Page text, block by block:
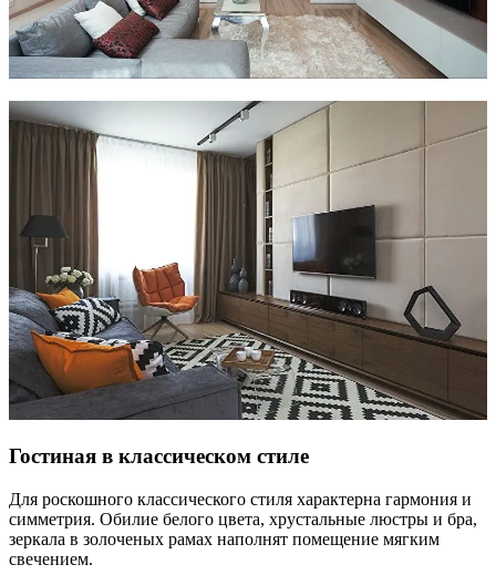
Гостиная в классическом стиле
Для роскошного классического стиля характерна гармония и
симметрия. Обилие белого цвета, хрустальные люстры и бра,
зеркала в золоченых рамах наполнят помещение мягким
свечением.